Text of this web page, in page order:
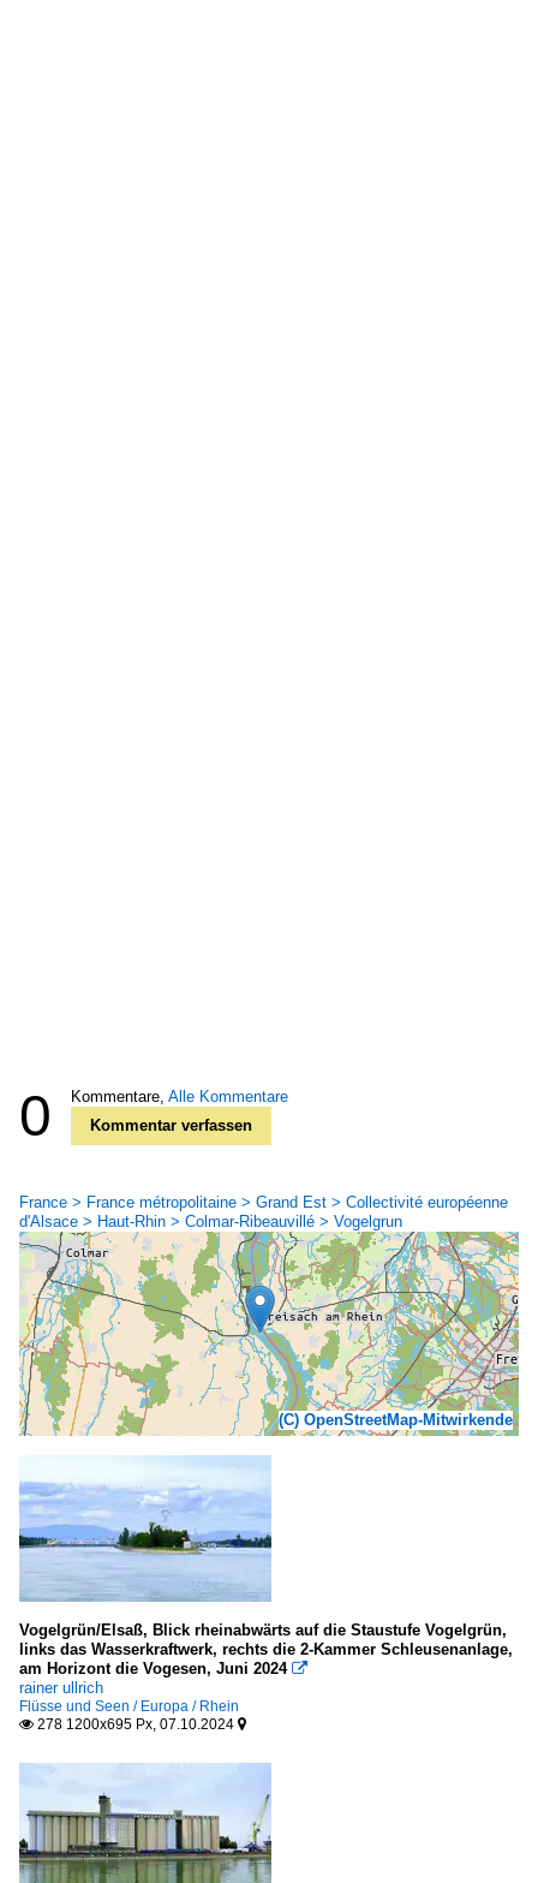
0 Kommentare, Alle Kommentare
Kommentar verfassen
France > France métropolitaine > Grand Est > Collectivité européenne
d'Alsace > Haut-Rhin > Colmar-Ribeauvillé > Vogelgrun
(C) OpenStreetMap-Mitwirkende
Vogelgrün/Elsaß, Blick rheinabwärts auf die Staustufe Vogelgrün,
links das Wasserkraftwerk, rechts die 2-Kammer Schleusenanlage,
am Horizont die Vogesen, Juni 2024 
rainer ullrich
Flüsse und Seen / Europa / Rhein
 278 1200x695 Px, 07.10.2024 